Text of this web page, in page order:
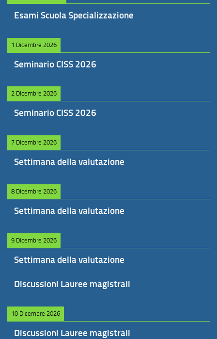
Esami Scuola Specializzazione
1 Dicembre 2026
Seminario CISS 2026
2 Dicembre 2026
Seminario CISS 2026
7 Dicembre 2026
Settimana della valutazione
8 Dicembre 2026
Settimana della valutazione
9 Dicembre 2026
Settimana della valutazione
Discussioni Lauree magistrali
10 Dicembre 2026
Discussioni Lauree magistrali